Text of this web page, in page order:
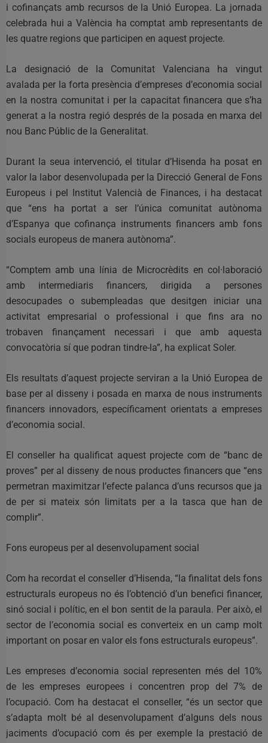
i cofinançats amb recursos de la Unió Europea. La jornada
celebrada hui a València ha comptat amb representants de
les quatre regions que participen en aquest projecte.
La designació de la Comunitat Valenciana ha vingut
avalada per la forta presència d’empreses d’economia social
en la nostra comunitat i per la capacitat financera que s’ha
generat a la nostra regió després de la posada en marxa del
nou Banc Públic de la Generalitat.
Durant la seua intervenció, el titular d’Hisenda ha posat en
valor la labor desenvolupada per la Direcció General de Fons
Europeus i pel Institut Valencià de Finances, i ha destacat
que “ens ha portat a ser l’única comunitat autònoma
d’Espanya que cofinança instruments financers amb fons
socials europeus de manera autònoma”.
“Comptem amb una línia de Microcrèdits en col·laboració
amb intermediaris financers, dirigida a persones
desocupades o subempleadas que desitgen iniciar una
activitat empresarial o professional i que fins ara no
trobaven finançament necessari i que amb aquesta
convocatòria sí que podran tindre-la”, ha explicat Soler.
Els resultats d’aquest projecte serviran a la Unió Europea de
base per al disseny i posada en marxa de nous instruments
financers innovadors, específicament orientats a empreses
d’economia social.
El conseller ha qualificat aquest projecte com de “banc de
proves” per al disseny de nous productes financers que “ens
permetran maximitzar l’efecte palanca d’uns recursos que ja
de per si mateix són limitats per a la tasca que han de
complir”.
Fons europeus per al desenvolupament social
Com ha recordat el conseller d’Hisenda, “la finalitat dels fons
estructurals europeus no és l’obtenció d’un benefici financer,
sinó social i polític, en el bon sentit de la paraula. Per això, el
sector de l’economia social es converteix en un camp molt
important on posar en valor els fons estructurals europeus”.
Les empreses d’economia social representen més del 10%
de les empreses europees i concentren prop del 7% de
l’ocupació. Com ha destacat el conseller, “és un sector que
s’adapta molt bé al desenvolupament d’alguns dels nous
jaciments d’ocupació com és per exemple la prestació de